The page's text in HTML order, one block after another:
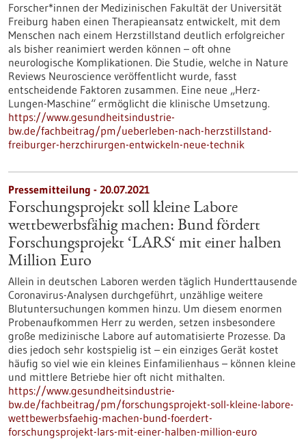
Forscher*innen der Medizinischen Fakultät der Universität
Freiburg haben einen Therapieansatz entwickelt, mit dem
Menschen nach einem Herzstillstand deutlich erfolgreicher
als bisher reanimiert werden können – oft ohne
neurologische Komplikationen. Die Studie, welche in Nature
Reviews Neuroscience veröffentlicht wurde, fasst
entscheidende Faktoren zusammen. Eine neue „Herz-
Lungen-Maschine“ ermöglicht die klinische Umsetzung.
https://www.gesundheitsindustrie-
bw.de/fachbeitrag/pm/ueberleben-nach-herzstillstand-
freiburger-herzchirurgen-entwickeln-neue-technik
Pressemitteilung - 20.07.2021
Forschungsprojekt soll kleine Labore
wettbewerbsfähig machen: Bund fördert
Forschungsprojekt ‘LARS‘ mit einer halben
Million Euro
Allein in deutschen Laboren werden täglich Hunderttausende
Coronavirus-Analysen durchgeführt, unzählige weitere
Blutuntersuchungen kommen hinzu. Um diesem enormen
Probenaufkommen Herr zu werden, setzen insbesondere
große medizinische Labore auf automatisierte Prozesse. Da
dies jedoch sehr kostspielig ist – ein einziges Gerät kostet
häufig so viel wie ein kleines Einfamilienhaus – können kleine
und mittlere Betriebe hier oft nicht mithalten.
https://www.gesundheitsindustrie-
bw.de/fachbeitrag/pm/forschungsprojekt-soll-kleine-labore-
wettbewerbsfaehig-machen-bund-foerdert-
forschungsprojekt-lars-mit-einer-halben-million-euro